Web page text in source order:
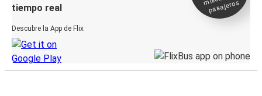
tiempo real
Descubre la App de Flix
pasajeros